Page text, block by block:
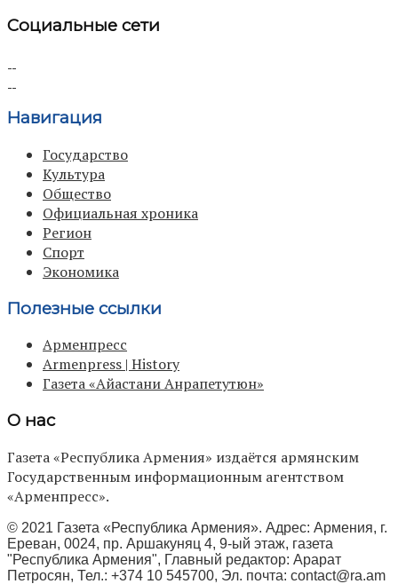
Социальные сети
Навигация
Государство
Культура
Общество
Официальная хроника
Регион
Спорт
Экономика
Полезные ссылки
Арменпресс
Armenpress | History
Газета «Айастани Анрапетутюн»
О нас
Газета «Республика Армения» издаётся армянским
Государственным информационным агентством
«Арменпресс».
© 2021 Газета «Республика Армения». Адрес: Армения, г.
Ереван, 0024, пр. Аршакуняц 4, 9-ый этаж, газета
"Республика Армения", Главный редактор: Арарат
Петросян, Тел.: +374 10 545700, Эл. почта: contact@ra.am